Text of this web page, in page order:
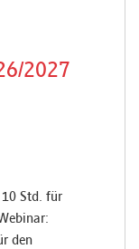
2027
Std. für
den